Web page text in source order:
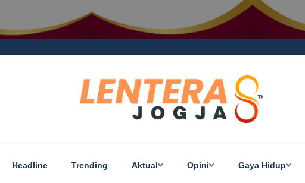
Headline Trending Aktual Opini Gaya Hidup